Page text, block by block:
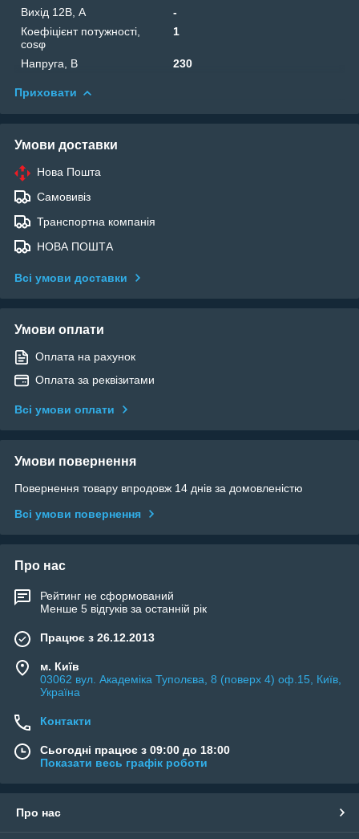
Вихід 12В, А
-
Коефіцієнт потужності,
cosφ
1
Напруга, B 230
Приховати
Умови доставки
Нова Пошта
Самовивіз
Транспортна компанія
НОВА ПОШТА
Всі умови доставки
Умови оплати
Оплата на рахунок
Оплата за реквізитами
Всі умови оплати
Умови повернення
Повернення товару впродовж 14 днів за домовленістю
Всі умови повернення
Про нас
Рейтинг не сформований
Менше 5 відгуків за останній рік
Працює з 26.12.2013
м. Київ
03062 вул. Академіка Туполєва, 8 (поверх 4) оф.15, Київ,
Україна
Контакти
Сьогодні працює з 09:00 до 18:00
Показати весь графік роботи
Про нас